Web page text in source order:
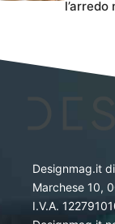
Designmag.it
Marchese 10,
I.V.A.